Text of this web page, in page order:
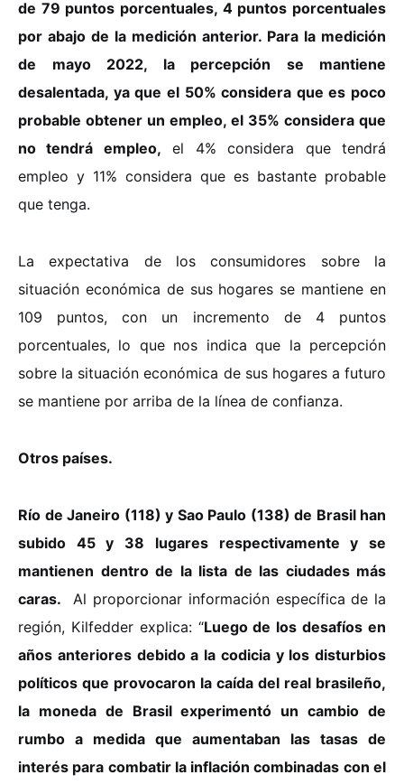
de 79 puntos porcentuales, 4 puntos porcentuales
por abajo de la medición anterior. Para la medición
de mayo 2022, la percepción se mantiene
desalentada, ya que el 50% considera que es poco
probable obtener un empleo, el 35% considera que
no tendrá empleo, el 4% considera que tendrá
empleo y 11% considera que es bastante probable
que tenga.
La expectativa de los consumidores sobre la
situación económica de sus hogares se mantiene en
109 puntos, con un incremento de 4 puntos
porcentuales, lo que nos indica que la percepción
sobre la situación económica de sus hogares a futuro
se mantiene por arriba de la línea de confianza.
Otros países.
Río de Janeiro (118) y Sao Paulo (138) de Brasil han
subido 45 y 38 lugares respectivamente y se
mantienen dentro de la lista de las ciudades más
caras. Al proporcionar información específica de la
región, Kilfedder explica: “Luego de los desafíos en
años anteriores debido a la codicia y los disturbios
políticos que provocaron la caída del real brasileño,
la moneda de Brasil experimentó un cambio de
rumbo a medida que aumentaban las tasas de
interés para combatir la inflación combinadas con el